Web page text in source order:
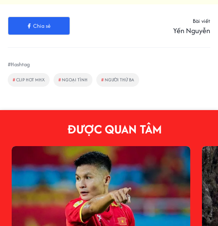
Chia sẻ
Bài viết
Yến Nguyễn
#Hashtag
#CLIP HOT MHX # NGOẠI TÌNH # NGƯỜI THỨ BA
ĐƯỢC QUAN TÂM